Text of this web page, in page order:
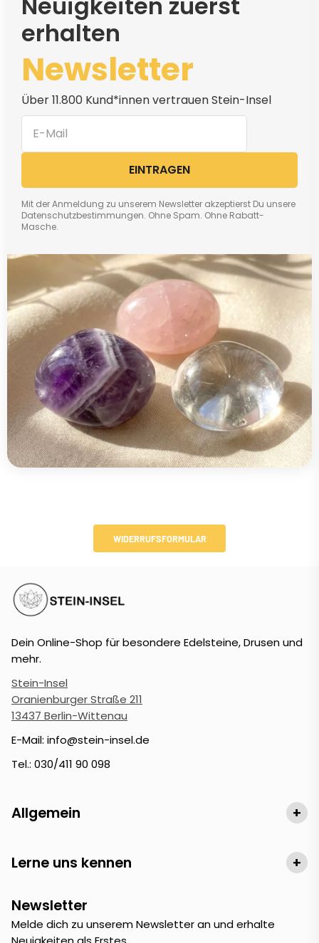
erhalten
Newsletter
Über 11.800 Kund*innen vertrauen Stein-Insel
EINTRAGEN
Mit der Anmeldung zu unserem Newsletter akzeptierst Du unsere
Datenschutzbestimmungen. Ohne Spam. Ohne Rabatt-
Masche.
WIDERRUFSFORMULAR
Dein Online-Shop für besondere Edelsteine, Drusen und
mehr.
Stein-Insel
Oranienburger Straße 211
13437 Berlin-Wittenau
E-Mail: info@stein-insel.de
Tel.: 030/411 90 098
Allgemein +
Lerne uns kennen +
Newsletter
Melde dich zu unserem Newsletter an und erhalte